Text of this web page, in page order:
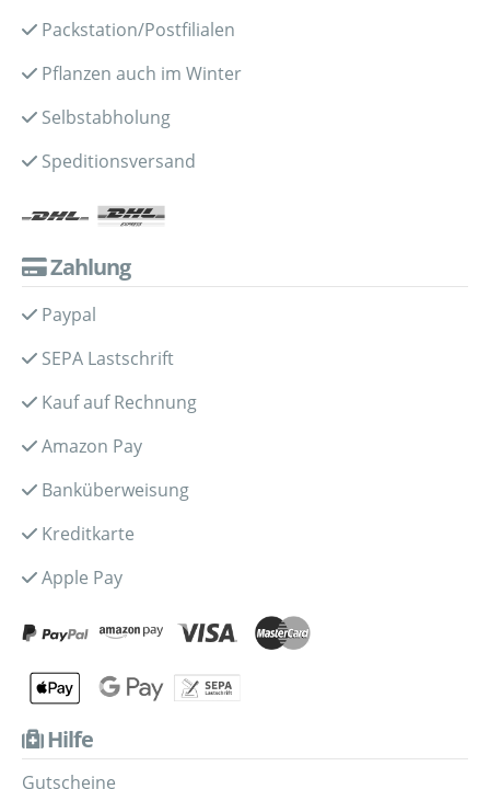
Packstation/Postfilialen
Pflanzen auch im Winter
Selbstabholung
Speditionsversand
Zahlung
Paypal
SEPA Lastschrift
Kauf auf Rechnung
Amazon Pay
Banküberweisung
Kreditkarte
Apple Pay
Hilfe
Gutscheine